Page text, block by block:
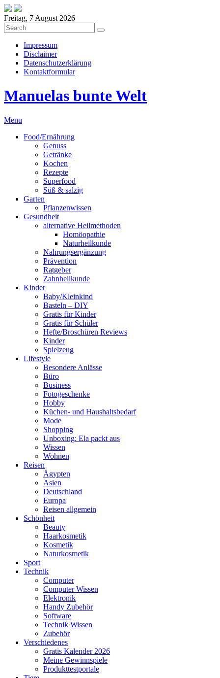
Freitag, 7 August 2026
Impressum
Disclaimer
Datenschutzerklärung
Kontaktformular
Manuelas bunte Welt
Menu
Food/Ernährung
Genuss
Getränke
Kochen
Rezepte
Superfood
Süß & salzig
Garten
Pflanzenwissen
Gesundheit
alternative Heilmethoden
Homöopathie
Naturheilkunde
Nahrungsergänzung
Prävention
Ratgeber
Zahnheilkunde
Kinder
Baby/Kleinkind
Basteln – DIY
Gratis für Kinder
Gratis für Schüler
Hefte/Broschüren Reviews
Kinder
Spielzeug
Lifestyle
Besondere Anlässe
Büro
Business
Fotogeschenke
Hobby
Küchen- und Haushaltsbedarf
Mode
Shopping
Unboxing: Ela packt aus
Wissen
Wohnen
Reisen
Ägypten
Asien
Deutschland
Europa
Reisen allgemein
Schönheit
Beauty
Haarkosmetik
Kosmetik
Naturkosmetik
Sport
Technik
Computer
Computer Wissen
Elektronik
Handy Zubehör
Software
Technik Wissen
Zubehör
Verschiedenes
Gratis Kalender 2026
Meine Gewinnspiele
Produkttestportale